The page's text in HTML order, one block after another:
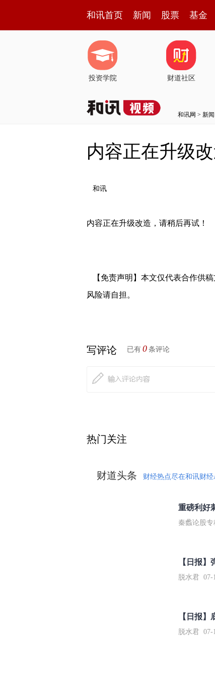
和讯首页 新闻 股票 基金
投资学院 财道社区
和讯网 > 新闻
内容正在升级
和讯
内容正在升级改造，请稍后再试！
【免责声明】本文仅代表合作供
风险请自担。
写评论 已有 0 条评论
热门关注
财道头条 财经热点尽在和讯财经
秦蠡论股
【日报
脱水君 07-
【日报
脱水君 07-